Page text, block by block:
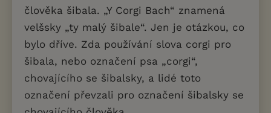
člověka šibala. „Y Corgi Bach“ znamená
velšsky „ty malý šibale“. Jen je otázkou, co
bylo dříve. Zda používání slova corgi pro
šibala, nebo označení psa „corgi“,
chovajícího se šibalsky, a lidé toto
označení převzali pro označení šibalsky se